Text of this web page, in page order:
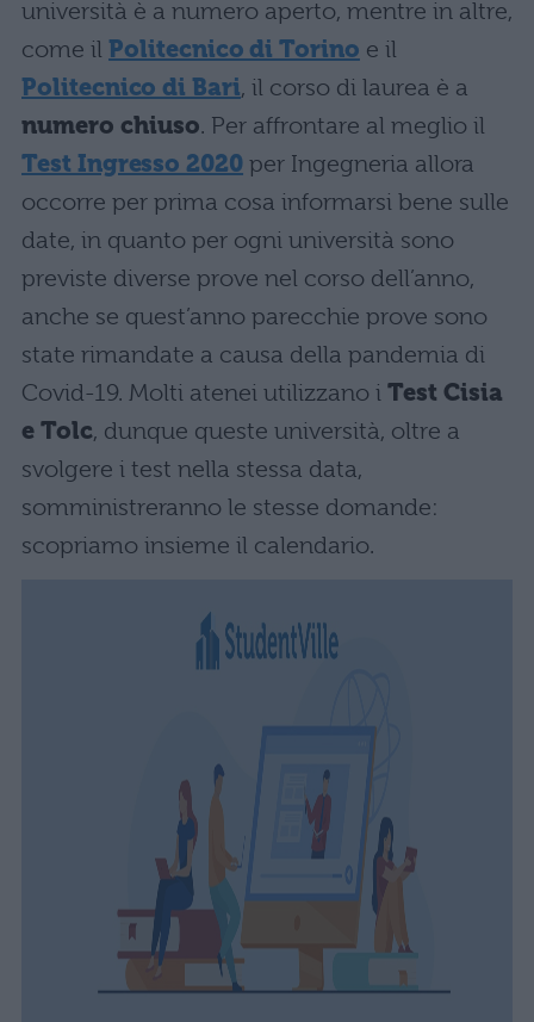
università è a numero aperto, mentre in altre,
come il Politecnico di Torino e il
Politecnico di Bari, il corso di laurea è a
numero chiuso. Per affrontare al meglio il
Test Ingresso 2020 per Ingegneria allora
occorre per prima cosa informarsi bene sulle
date, in quanto per ogni università sono
previste diverse prove nel corso dell’anno,
anche se quest’anno parecchie prove sono
state rimandate a causa della pandemia di
Covid-19. Molti atenei utilizzano i Test Cisia
e Tolc, dunque queste università, oltre a
svolgere i test nella stessa data,
somministreranno le stesse domande:
scopriamo insieme il calendario.